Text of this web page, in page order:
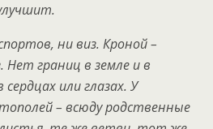
ни виз. Кроной –
Нет границ в земле и в
или глазах. У
– всюду родственные